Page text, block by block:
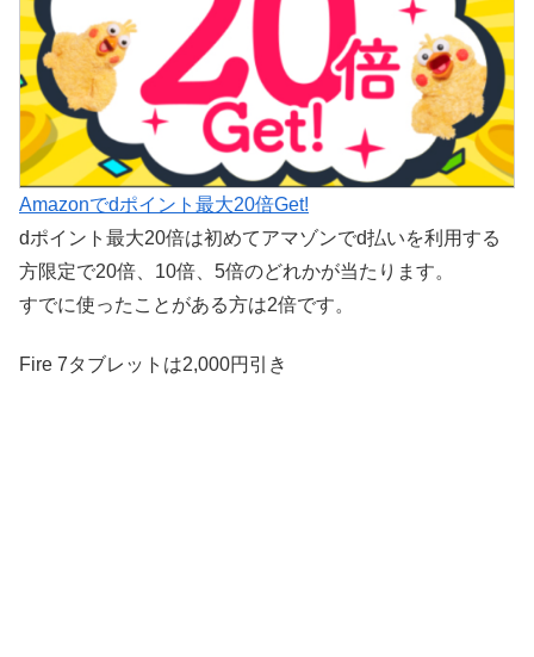
Amazonでdポイント最大20倍Get!
dポイント最大20倍は初めてアマゾンでd払いを利用する
方限定で20倍、10倍、5倍のどれかが当たります。
すでに使ったことがある方は2倍です。
Fire 7タブレットは2,000円引き